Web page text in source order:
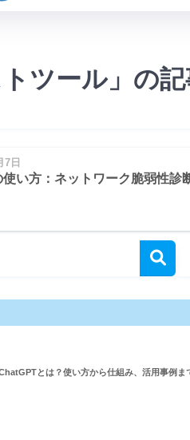
トツール」の
7日
い方：ネットワーク脆弱性診
ChatGPTとは？使い方から仕組み、活用事例ま